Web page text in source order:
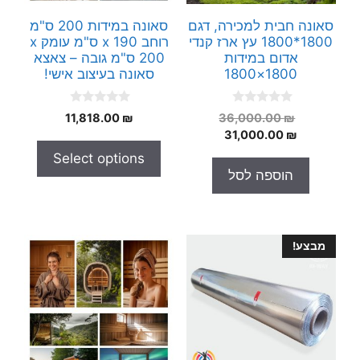
סאונה חבית למכירה, דגם
1800*1800 עץ ארז קנדי
אדום במידות
1800×1800
0
o
u
o
f
5
36,000.00₪
המחיר
31,000.00 ₪
המחיר
הוספה לסל
סאונה במידות 200 ס"מ
רוחב x 190 ס"מ עומק x
200 ס"מ גובה – צאצא
סאונה בעיצוב אישי!
0
o
o
5
11,818.00 ₪
Select options
מבצע!